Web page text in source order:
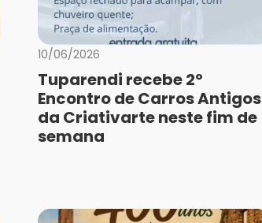
10/06/2026
Tuparendi recebe 2º
Encontro de Carros Antigos
da Criativarte neste fim de
semana